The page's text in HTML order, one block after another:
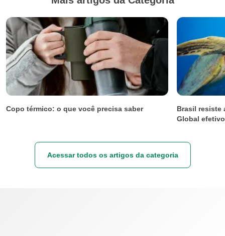
Copo térmico: o que você precisa saber
Brasil resiste
Global
Acessar todos os artigos da categoria